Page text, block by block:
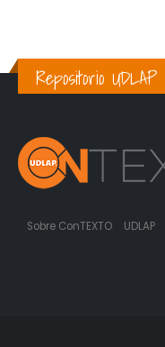
Repositorio UDLAP
Sobre ConTEXTO UDLAP